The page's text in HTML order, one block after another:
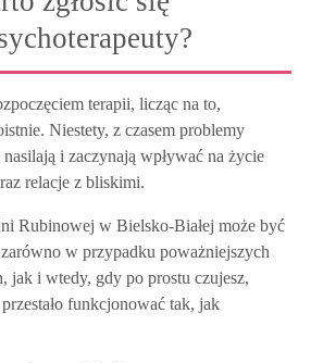
terapii, licząc na to,
Niestety, z czasem problemy
i zaczynają wpływać na życie
relacje z bliskimi.
Rubinowej w Bielsko-Białej może być
w przypadku poważniejszych
jak i wtedy, gdy po prostu czujesz,
funkcjonować tak, jak